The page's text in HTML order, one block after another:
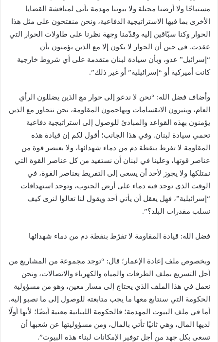
مستباحًا ولا أرضنا محتلة ولا بيوتنا مهدمة نأتي لمناقشة القضايا
الأخرى بما فيها الاستراتيجية ‏الدفاعية، ونحن منفتحون على مثل هذا
الحوار وكنا سبّاقين إليه وقدّمنا وجهة نظرنا على طاولات الحوار التي
‏عقدت. في حين أن الحوار لا يكون إلا مع الذين يؤمنون بأن
“إسرائيل” عدو، وبأن سيادة لبنان متقدمة على أي ‏شروط خارجية
كانت أميركية أو “إسرائيلية” أو غير ذلك”.‏
وأضاف فضل الله: “نحن لا ندعو إلى حوار مع الذين يضللون الرأي
العام، ويثيرون الانقسامات ‏ويهاجمون المقاومة، نحن نتحاور مع الذين
يؤمنون بهذه القواعد والمبادئ للوصول إلى استراتيجية دفاعية
‏تحمي سيادة لبنان. وفي هذا الجانب؛ أقول لكم إن قيادة هذه
المقاومة لا تفرط بنقطة دم من دماء شهدائها، ولا ‏بعنصر قوة من
عناصر قوتها، وعلينا في لبنان أن نستفيد من كل عناصر القوة التي
نمتلكها ولا يجوز لأحد ‏أن يسعى إلى التفريط بعناصر القوة، في
الوقت الذي توجد فيه دماء على أرض الجنوب، وتوجد استهدافات
“‏إسرائيلية”، فهل يعقل أن يأتي أحد ويقول لنا تعالوا لنرى كيف
نسلب مقدرات البلد؟”.
فضل الله: قيادة المقاومة لا تفرّط بنقطة دم من دماء شهدائها
وبخصوص ملف إعادة الإعمار؛ قال: “توجد مجموعة من المشاريع من
أجل التسريع بملف الطرقات والمياه ‏والكهرباء والاتصالات، ونحن
نعمل في هذا الملف الذي يحتاج إلى مسار معين، وهو من مسؤولية
الحكومة ‏التي سنتابع معها ما يجب متابعته للوصول إلى ما نصبو إليه.
أما في ملف البيوت المهدمة؛ فالحكومة اللبنانية ‏معنية أيضًا؛ لأنها أولًا
لديها المال، وهي ثانيًا تأتي بالمال، ومن مسؤوليتها عن شعبها أن
تسعى بكل جهد من أجل ‏توفير الإمكانات لبناء هذه البيوت”.‏